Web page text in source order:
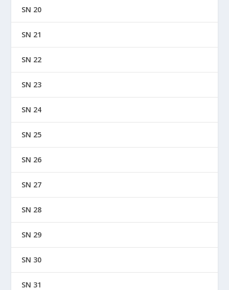
SN 20
SN 21
SN 22
SN 23
SN 24
SN 25
SN 26
SN 27
SN 28
SN 29
SN 30
SN 31